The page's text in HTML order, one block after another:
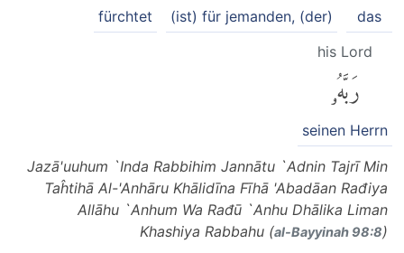
das
(ist) für jemanden, (der)
fürchtet
his Lord
رَبَّهُۥ
seinen Herrn
Jazā'uuhum `Inda Rabbihim Jannātu `Adnin Tajrī Min
Taĥtihā Al-'Anhāru Khālidīna Fīhā 'Abadāan Rađiya
Allāhu `Anhum Wa Rađū `Anhu Dhālika Liman
Khashiya Rabbahu (al-Bayyinah 98:8)